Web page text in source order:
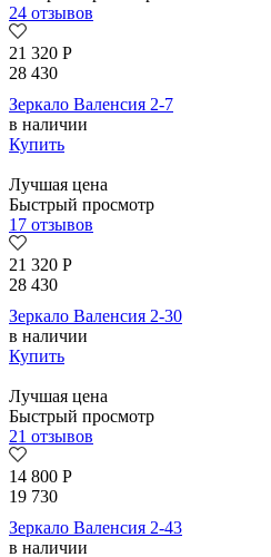
24 отзывов
21 320 Р
28 430
Зеркало Валенсия 2-7
в наличии
Купить
Лучшая цена
Быстрый просмотр
17 отзывов
21 320 Р
28 430
Зеркало Валенсия 2-30
в наличии
Купить
Лучшая цена
Быстрый просмотр
21 отзывов
14 800 Р
19 730
Зеркало Валенсия 2-43
в наличии